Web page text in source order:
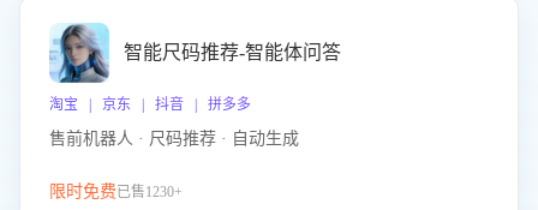
智能尺码推荐-智能体问答
淘宝 | 京东 | 抖音 | 拼多多
售前机器人 · 尺码推荐 · 自动生成
限时免费已售1230+